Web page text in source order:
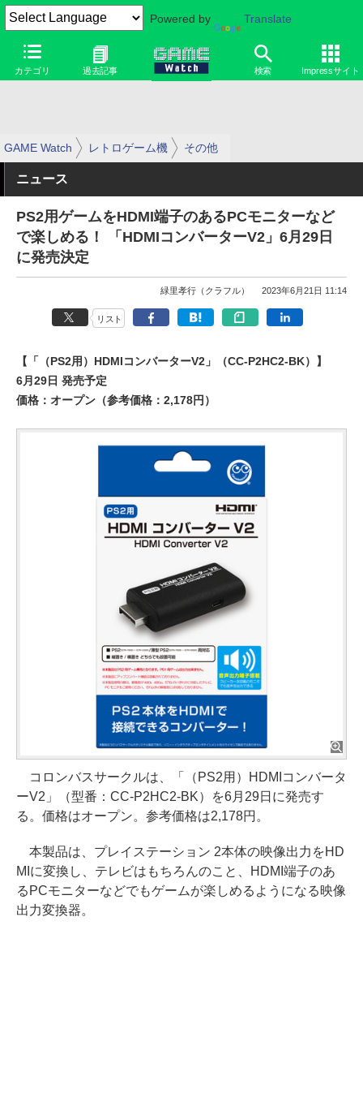
Powered by Translate
カテゴリ 過去記事 検索 Impressサイト
GAME Watch レトロゲーム機 その他
ニュース
PS2用ゲームをHDMI端子のあるPCモニターなど
で楽しめる！ 「HDMIコンバーターV2」6月29日
に発売決定
緑里孝行（クラフル） 2023年6月21日 11:14
リスト
【「（PS2用）HDMIコンバーターV2」（CC-P2HC2-BK）】
6月29日 発売予定
価格：オープン（参考価格：2,178円）
コロンバスサークルは、「（PS2用）HDMIコンバータ
ーV2」（型番：CC-P2HC2-BK）を6月29日に発売す
る。価格はオープン。参考価格は2,178円。
本製品は、プレイステーション 2本体の映像出力をHD
MIに変換し、テレビはもちろんのこと、HDMI端子のあ
るPCモニターなどでもゲームが楽しめるようになる映像
出力変換器。